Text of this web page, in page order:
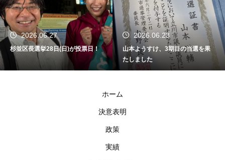
2026.06.27
杉並区長選挙28日(日)が投票日！
2026.06.23
山本ようすけ、3期目の当選を果
たしました
ホーム
決意表明
政策
実績